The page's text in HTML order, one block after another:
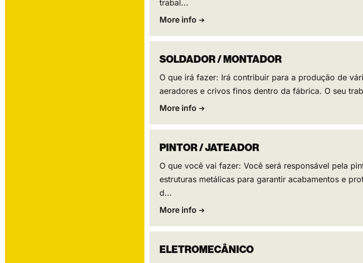
trabal...
More info
SOLDADOR / MONTADOR
O que irá fazer: Irá contribuir para a produção de
aeradores e crivos finos dentro da fábrica. O seu
More info
PINTOR / JATEADOR
O que você vai fazer: Você será responsável pela
estruturas metálicas para garantir acabamentos e
d...
More info
ELETROMECÂNICO